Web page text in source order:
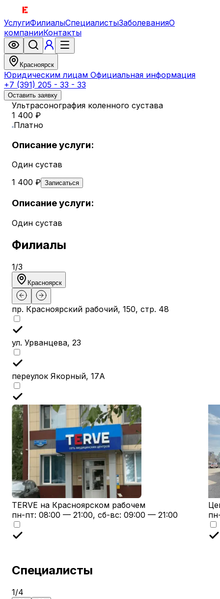
УслугиФилиалыСпециалистыЗаболеванияО
компанииКонтакты
Красноярск
Юридическим лицам Официальная информация
+7 (391) 205 - 33 - 33
Оставить заявку
Ультрасонография коленного сустава
1 400 ₽
Платно
Описание услуги:
Один сустав
1 400 ₽ Записаться
Описание услуги:
Один сустав
Филиалы
1/3
Красноярск
пр. Красноярский рабочий, 150, стр. 48
ул. Урванцева, 23
переулок Якорный, 17А
TERVE на Красноярском рабочем
пн-пт: 08:00 — 21:00, сб-вс: 09:00 — 21:00
Специалисты
1/4